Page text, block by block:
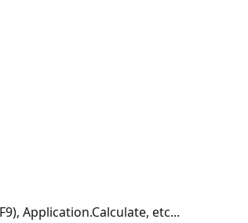
Application.Calculate, etc...